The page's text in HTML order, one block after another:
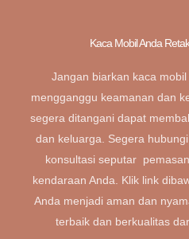
Kaca Mobil Anda
Jangan biarkan kaca
mengganggu keamanan dan
segera ditangani dapat
dan keluarga. Segera
konsultasi seputar
kendaraan Anda. Klik link
Anda menjadi aman dan
terbaik dan berkualitas